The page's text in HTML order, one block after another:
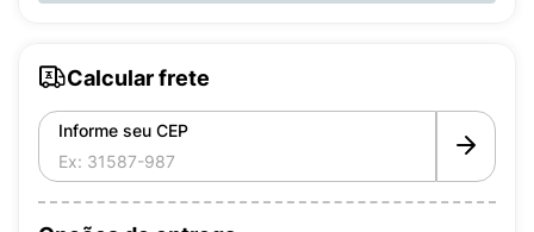
Calcular frete
Informe seu CEP